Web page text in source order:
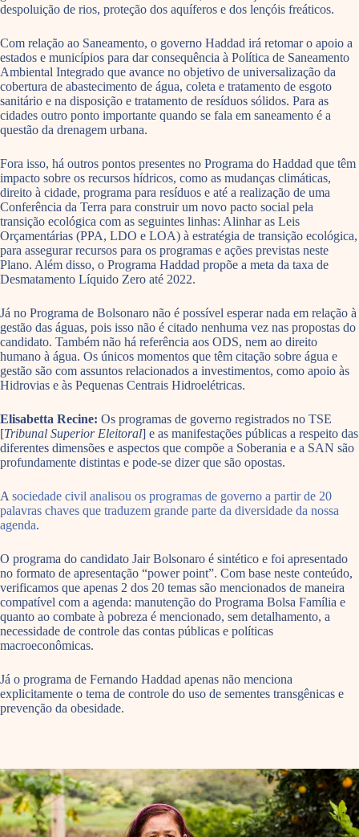
despoluição de rios, proteção dos aquíferos e dos lençóis freáticos.
Com relação ao Saneamento, o governo Haddad irá retomar o apoio a
estados e municípios para dar consequência à Política de Saneamento
Ambiental Integrado que avance no objetivo de universalização da
cobertura de abastecimento de água, coleta e tratamento de esgoto
sanitário e na disposição e tratamento de resíduos sólidos. Para as
cidades outro ponto importante quando se fala em saneamento é a
questão da drenagem urbana.
Fora isso, há outros pontos presentes no Programa do Haddad que têm
impacto sobre os recursos hídricos, como as mudanças climáticas,
direito à cidade, programa para resíduos e até a realização de uma
Conferência da Terra para construir um novo pacto social pela
transição ecológica com as seguintes linhas: Alinhar as Leis
Orçamentárias (PPA, LDO e LOA) à estratégia de transição ecológica,
para assegurar recursos para os programas e ações previstas neste
Plano. Além disso, o Programa Haddad propõe a meta da taxa de
Desmatamento Líquido Zero até 2022.
Já no Programa de Bolsonaro não é possível esperar nada em relação à
gestão das águas, pois isso não é citado nenhuma vez nas propostas do
candidato. Também não há referência aos ODS, nem ao direito
humano à água. Os únicos momentos que têm citação sobre água e
gestão são com assuntos relacionados a investimentos, como apoio às
Hidrovias e às Pequenas Centrais Hidroelétricas.
Elisabetta Recine: Os programas de governo registrados no TSE
[Tribunal Superior Eleitoral] e as manifestações públicas a respeito das
diferentes dimensões e aspectos que compõe a Soberania e a SAN são
profundamente distintas e pode-se dizer que são opostas.
A sociedade civil analisou os programas de governo a partir de 20
palavras chaves que traduzem grande parte da diversidade da nossa
agenda.
O programa do candidato Jair Bolsonaro é sintético e foi apresentado
no formato de apresentação “power point”. Com base neste conteúdo,
verificamos que apenas 2 dos 20 temas são mencionados de maneira
compatível com a agenda: manutenção do Programa Bolsa Família e
quanto ao combate à pobreza é mencionado, sem detalhamento, a
necessidade de controle das contas públicas e políticas
macroeconômicas.
Já o programa de Fernando Haddad apenas não menciona
explicitamente o tema de controle do uso de sementes transgênicas e
prevenção da obesidade.